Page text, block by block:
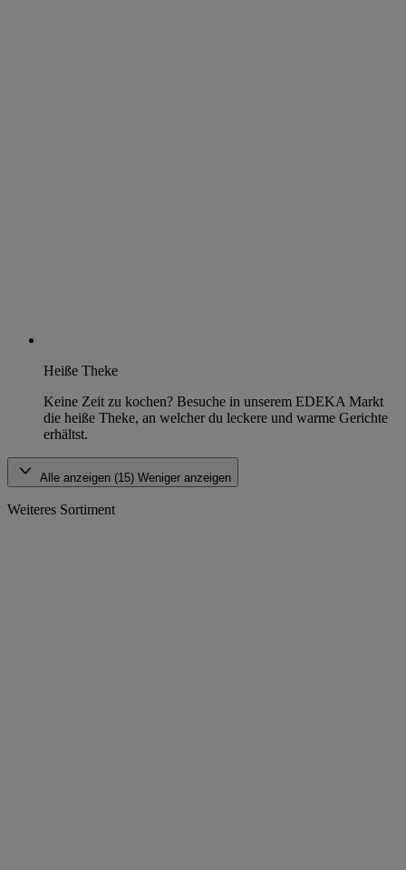
Heiße Theke
Keine Zeit zu kochen? Besuche in unserem EDEKA Markt
die heiße Theke, an welcher du leckere und warme Gerichte
erhältst.
Alle anzeigen (15) Weniger anzeigen
Weiteres Sortiment